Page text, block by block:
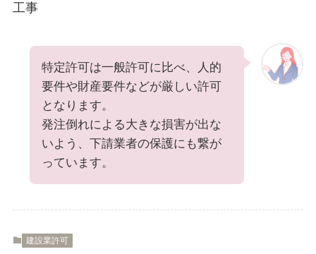
工事
特定許可は一般許可に比べ、人的
要件や財産要件などが厳しい許可
となります。
発注倒れによる大きな損害が出な
いよう、下請業者の保護にも繋が
っています。
建設業許可